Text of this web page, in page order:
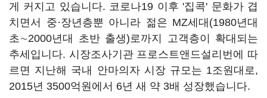
게 커지고 있습니다. 코로나19 이후 '집콕' 문화가 겹
치면서 중·장년층뿐 아니라 젊은 MZ세대(1980년대
초∼2000년대 초반 출생)로까지 고객층이 확대되는
추세입니다. 시장조사기관 프로스트앤드설리번에 따
르면 지난해 국내 안마의자 시장 규모는 1조원대로,
2015년 3500억원에서 6년 새 약 3배 성장했습니다.